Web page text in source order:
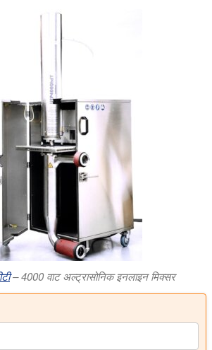
– 4000 वाट अल्ट्रासोनिक इनलाइन मिक्सर